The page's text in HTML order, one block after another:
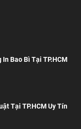
Bao Bì Tại TP.HCM
Tại TP.HCM Uy Tín